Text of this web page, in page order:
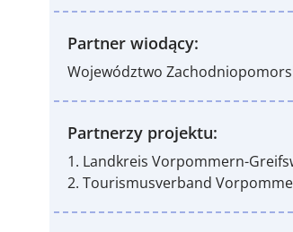
Partner wiodący:
Województwo
Partnerzy projektu:
1. Landkreis Vorpommern-
2. Tourismusverband